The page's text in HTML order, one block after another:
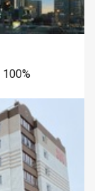
на
184130